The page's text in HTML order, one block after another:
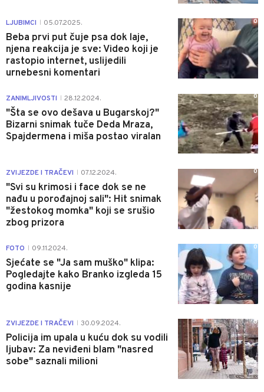
LJUBIMCI 05.07.2025.
Beba prvi put čuje psa dok laje,
njena reakcija je sve: Video koji je
rastopio internet, uslijedili
urnebesni komentari
0
ZANIMLJIVOSTI 28.12.2024.
"Šta se ovo dešava u Bugarskoj?"
Bizarni snimak tuče Deda Mraza,
Spajdermena i miša postao viralan
0
ZVIJEZDE I TRAČEVI 07.12.2024.
"Svi su krimosi i face dok se ne
nađu u porođajnoj sali": Hit snimak
"žestokog momka" koji se srušio
zbog prizora
0
FOTO 09.11.2024.
Sjećate se "Ja sam muško" klipa:
Pogledajte kako Branko izgleda 15
godina kasnije
0
ZVIJEZDE I TRAČEVI 30.09.2024.
Policija im upala u kuću dok su vodili
ljubav: Za neviđeni blam "nasred
sobe" saznali milioni
0